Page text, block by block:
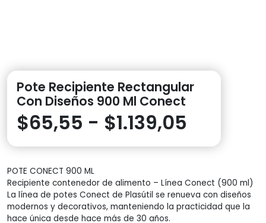
Pote Recipiente Rectangular
Con Diseños 900 Ml Conect
$65,55 - $1.139,05
de
precios:
desde
POTE CONECT 900 ML
Recipiente contenedor de alimento – Línea Conect (900 ml)
La línea de potes Conect de Plasútil se renueva con diseños
modernos y decorativos, manteniendo la practicidad que la
hace única desde hace más de 30 años.